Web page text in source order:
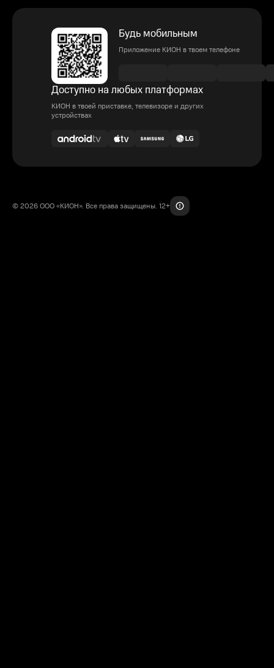
Будь мобильным
Приложение КИОН в твоем телефоне
Доступно на любых платформах
КИОН в твоей приставке, телевизоре и других
устройствах
© 2026 ООО «КИОН». Все права защищены. 12+